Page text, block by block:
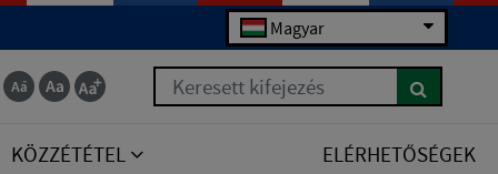
Magyar
Keresett kifejezés
KÖZZÉTÉTEL ELÉRHETŐSÉGEK